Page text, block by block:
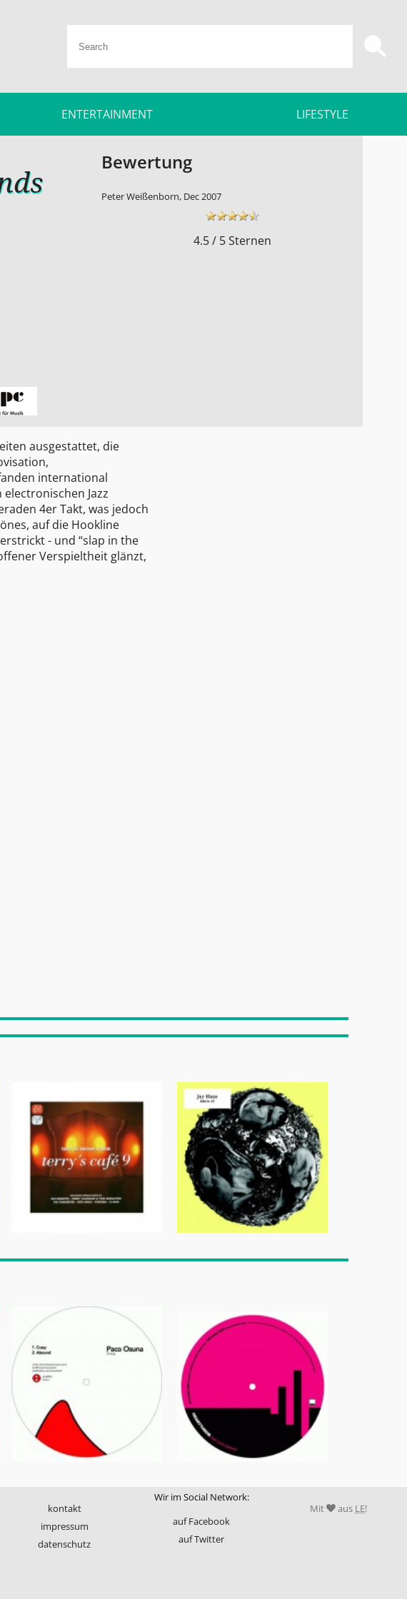
ENTERTAINMENT LIFESTYLE
Bewertung
Peter Weißenborn, Dec 2007
4.5 / 5 Sternen
ausgestattet, die
international
Jazz
4er Takt, was jedoch
auf die Hookline
- und “slap in the
Verspieltheit glänzt,
kontakt
impressum
datenschutz
Wir im Social Network:
auf Facebook
auf Twitter
Mit aus LE!